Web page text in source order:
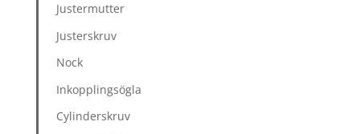
Justermutter
Justerskruv
Nock
Inkopplingsögla
Cylinderskruv